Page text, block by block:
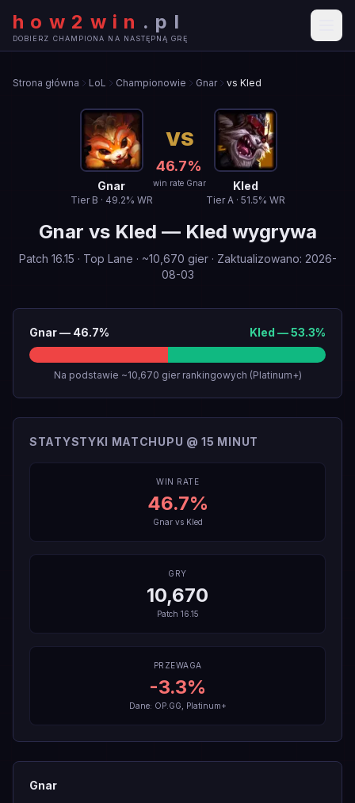
how2win . pl
DOBIERZ CHAMPIONA NA NASTĘPNĄ GRĘ
Strona główna LoL Championowie Gnar vs Kled
Gnar
Tier B · 49.2% WR
VS
46.7%
win rate Gnar Kled
TierA· 51.5% WR
Gnar vs Kled — Kled wygrywa
Patch 16.15 · Top Lane · ~10,670 gier· Zaktualizowano: 2026-
08-03
Gnar— 46.7% Kled —53.3%
Na podstawie ~10,670 gier rankingowych (Platinum+)
STATYSTYKI MATCHUPU @ 15 MINUT
WIN RATE
46.7%
Gnarvs Kled
GRY
10,670
Patch 16.15
PRZEWAGA
-3.3%
Dane: OP.GG, Platinum+
Gnar